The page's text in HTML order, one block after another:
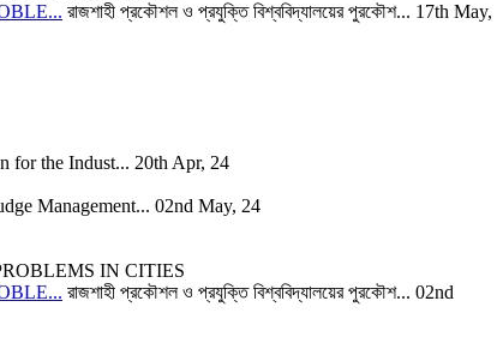
রাজশাহী প্রকৌশল ও প্রযুক্তি বিশ্ববিদ্যালয়ের পুরকৌশ... 17th May,
for the Indust... 20th Apr, 24
Management... 02nd May, 24
রাজশাহী প্রকৌশল ও প্রযুক্তি বিশ্ববিদ্যালয়ের পুরকৌশ... 02nd